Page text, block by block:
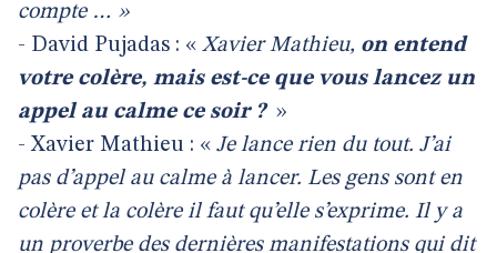
compte … »
- David Pujadas : « Xavier Mathieu, on entend
votre colère, mais est-ce que vous lancez un
appel au calme ce soir ? »
- Xavier Mathieu : « Je lance rien du tout. J’ai
pas d’appel au calme à lancer. Les gens sont en
colère et la colère il faut qu’elle s’exprime. Il y a
un proverbe des dernières manifestations qui dit